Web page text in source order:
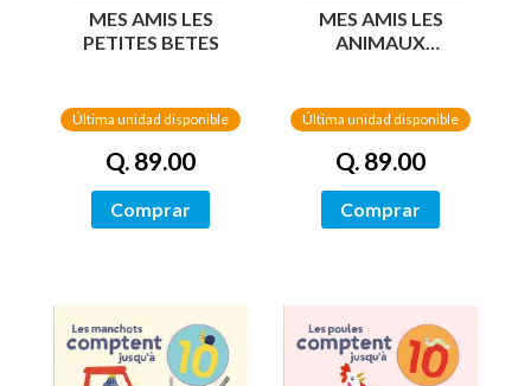
MES AMIS LES
PETITES BETES
Última unidad disponible
Q. 89.00
Comprar
MES AMIS LES
ANIMAUX
Última unidad disponible
Q. 89.00
Comprar